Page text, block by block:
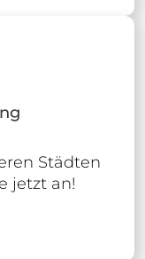
Städten
jetzt an!